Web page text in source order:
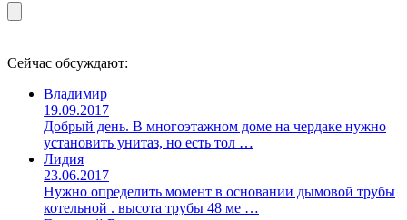
Сейчас обсуждают:
Владимир
19.09.2017
Добрый день. В многоэтажном доме на чердаке нужно
установить унитаз, но есть тол …
Лидия
23.06.2017
Нужно определить момент в основании дымовой трубы
котельной . высота трубы 48 ме …